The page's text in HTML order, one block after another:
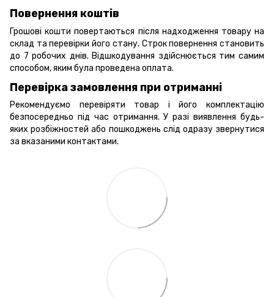
Повернення коштів
Грошові кошти повертаються після надходження товару на
склад та перевірки його стану. Строк повернення становить
до 7 робочих днів. Відшкодування здійснюється тим самим
способом, яким була проведена оплата.
Перевірка замовлення при отриманні
Рекомендуємо перевіряти товар і його комплектацію
безпосередньо під час отримання. У разі виявлення будь-
яких розбіжностей або пошкоджень слід одразу звернутися
за вказаними контактами.